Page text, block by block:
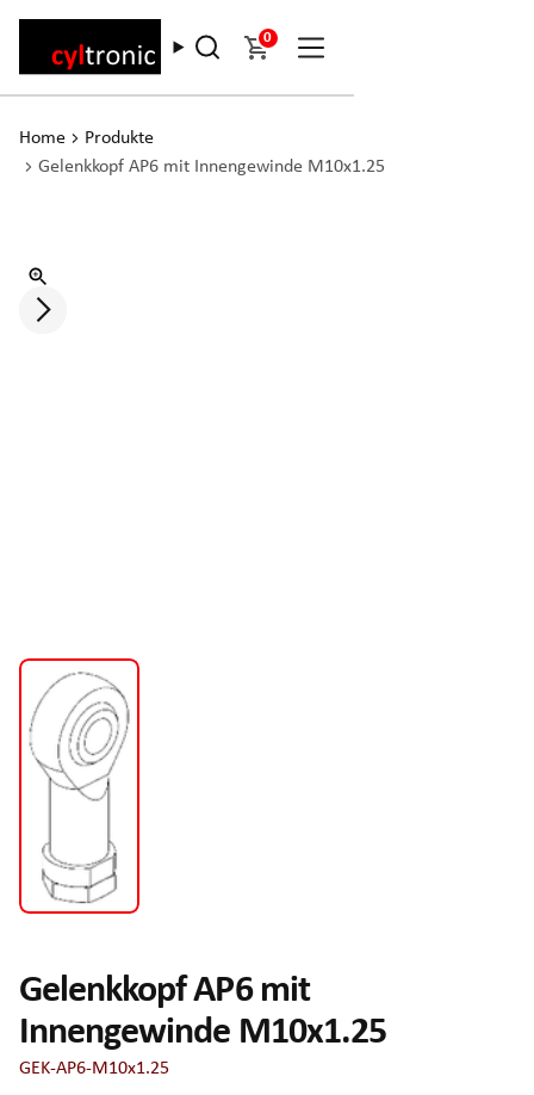
0
Home
Produkte
Gelenkkopf AP6 mit Innengewinde M10x1.25
Gelenkkopf AP6 mit
Innengewinde M10x1.25
GEK-AP6-M10x1.25